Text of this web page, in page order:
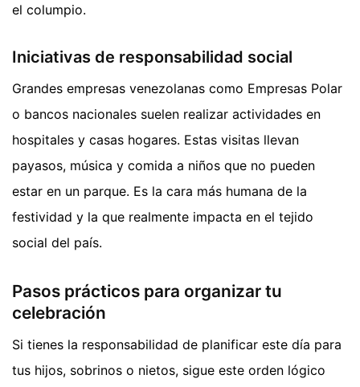
el columpio.
Iniciativas de responsabilidad social
Grandes empresas venezolanas como Empresas Polar
o bancos nacionales suelen realizar actividades en
hospitales y casas hogares. Estas visitas llevan
payasos, música y comida a niños que no pueden
estar en un parque. Es la cara más humana de la
festividad y la que realmente impacta en el tejido
social del país.
Pasos prácticos para organizar tu
celebración
Si tienes la responsabilidad de planificar este día para
tus hijos, sobrinos o nietos, sigue este orden lógico